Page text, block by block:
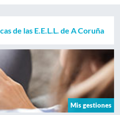
de las E.E.L.L. de A Coruña
Mis gestiones